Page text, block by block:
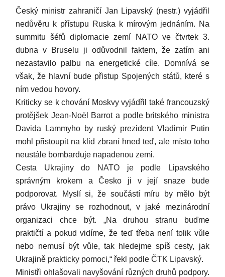
Český ministr zahraničí Jan Lipavský (nestr.) vyjádřil
nedůvěru k přístupu Ruska k mírovým jednáním. Na
summitu šéfů diplomacie zemí NATO ve čtvrtek 3.
dubna v Bruselu ji odůvodnil faktem, že zatím ani
nezastavilo palbu na energetické cíle. Domnívá se
však, že hlavní bude přistup Spojených států, které s
ním vedou hovory.
Kriticky se k chování Moskvy vyjádřil také francouzský
protějšek Jean-Noël Barrot a podle britského ministra
Davida Lammyho by ruský prezident Vladimir Putin
mohl přistoupit na klid zbraní hned teď, ale místo toho
neustále bombarduje napadenou zemi.
Cesta Ukrajiny do NATO je podle Lipavského
správným krokem a Česko ji v její snaze bude
podporovat. Myslí si, že součástí míru by mělo být
právo Ukrajiny se rozhodnout, v jaké mezinárodní
organizaci chce být. „Na druhou stranu buďme
praktičtí a pokud vidíme, že teď třeba není tolik vůle
nebo nemusí být vůle, tak hledejme spíš cesty, jak
Ukrajině prakticky pomoci,“ řekl podle ČTK Lipavský.
Ministři ohlašovali navyšování různých druhů podpory.